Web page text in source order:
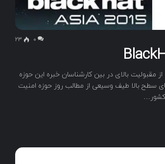
۰ 23
مقبولیت بالای در بین کارشناسان خبره این حوزه
سطح بالا طیف وسیعی از مطالب روز حوزه امنیت